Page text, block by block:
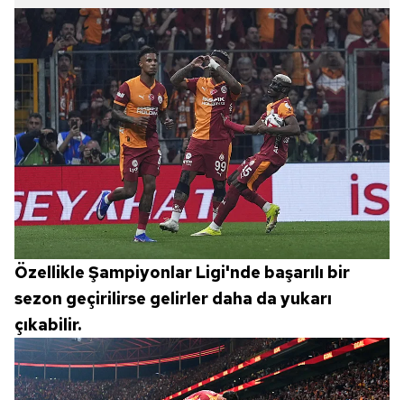
Özellikle Şampiyonlar Ligi'nde başarılı bir
sezon geçirilirse gelirler daha da yukarı
çıkabilir.